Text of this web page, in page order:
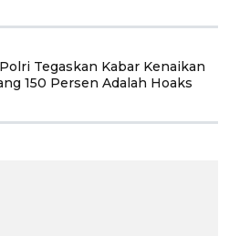
Tegaskan Kabar Kenaikan
150 Persen Adalah Hoaks